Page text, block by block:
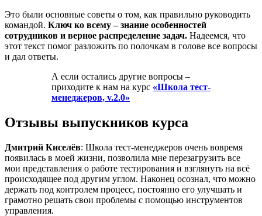
Это были основные советы о том, как правильно руководить
командой. Ключ ко всему – знание особенностей
сотрудников и верное распределение задач. Надеемся, что
этот текст помог разложить по полочкам в голове все вопросы
и дал ответы.
А если остались другие вопросы –
приходите к нам на курс «Школа тест-
менеджеров, v.2.0»
Отзывы выпускников курса
Дмитрий Киселёв: Школа тест-менеджеров очень вовремя
появилась в моей жизни, позволила мне перезагрузить все
мои представления о работе тестирования и взглянуть на всё
происходящее под другим углом. Наконец осознал, что можно
держать под контролем процесс, постоянно его улучшать и
грамотно решать свои проблемы с помощью инструментов
управления.